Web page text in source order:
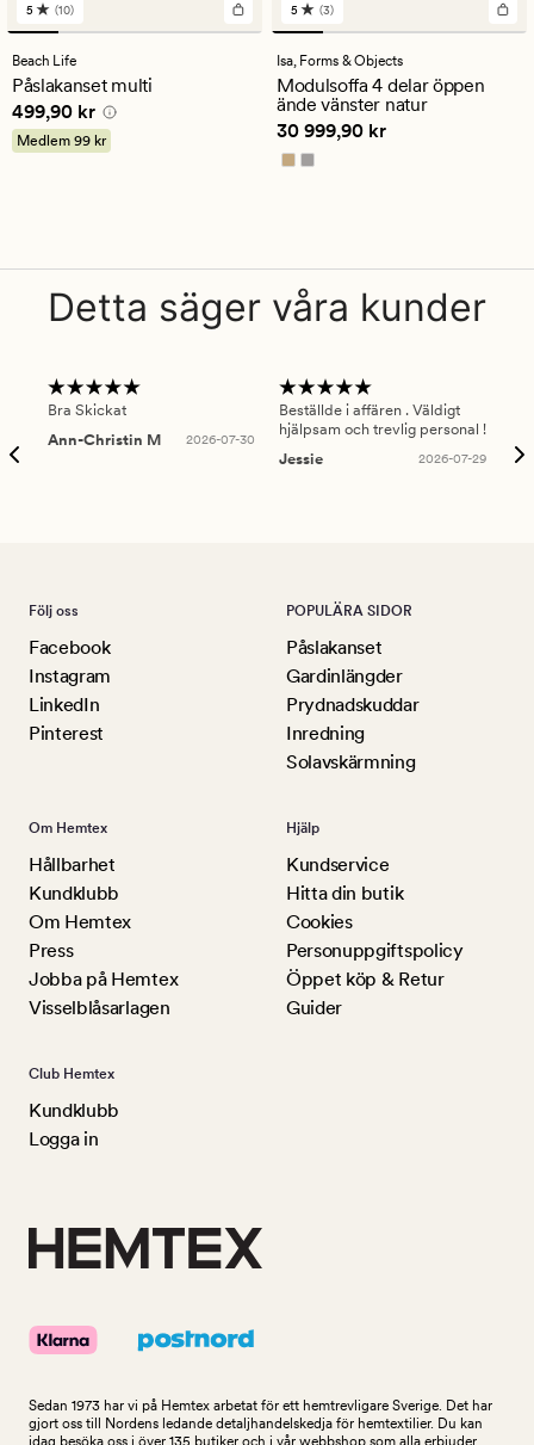
10
omdömen
med
ett
genomsnittligt
betyg
på
5
5 (10)
Beach Life
Påslakanset multi
Pris 499,90 kr
499,90 kr
Medlem 99 kr
3
omdömen
med
ett
genomsnittligt
betyg
på
5
5 (3)
Isa, Forms & Objects
Modulsoffa 4 delar öppen
ände vänster natur
Pris 30 999,90 kr
30 999,90 kr
Detta säger våra kunder
Bra Skickat
Ann-Christin M
2026-07-30
Beställde i affären . Väldigt
hjälpsam och trevlig personal !
Jessie
2026-07-29
Följ oss
Facebook
Instagram
LinkedIn
Pinterest
POPULÄRA SIDOR
Påslakanset
Gardinlängder
Prydnadskuddar
Inredning
Solavskärmning
Om Hemtex
Hållbarhet
Kundklubb
Om Hemtex
Press
Jobba på Hemtex
Visselblåsarlagen
Hjälp
Kundservice
Hitta din butik
Cookies
Personuppgiftspolicy
Öppet köp & Retur
Guider
Club Hemtex
Kundklubb
Logga in
Sedan 1973 har vi på Hemtex arbetat för ett hemtrevligare Sverige. Det har
gjort oss till Nordens ledande detaljhandelskedja för hemtextilier. Du kan
idag besöka oss i över 135 butiker och i vår webbshop som alla erbjuder